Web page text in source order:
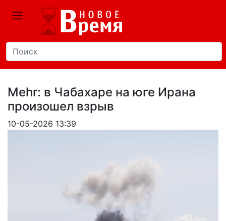
Mehr: в Чабахаре на юге Ирана
произошел взрыв
10-05-2026 13:39